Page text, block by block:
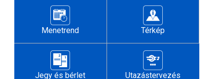
Menetrend Térkép
Jegy és bérlet Utazástervezés